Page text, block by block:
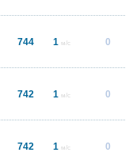
744 1 м/с 0
742 1 м/с 0
742 1 м/с 0